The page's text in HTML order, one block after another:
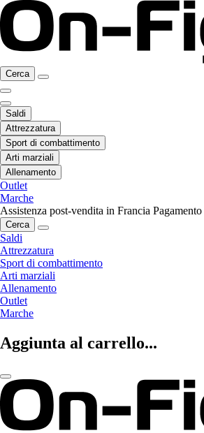
Cerca
Saldi
Attrezzatura
Sport di combattimento
Arti marziali
Allenamento
Outlet
Marche
Assistenza post-vendita in Francia
Cerca
Saldi
Attrezzatura
Sport di combattimento
Arti marziali
Allenamento
Outlet
Marche
Aggiunta al carrello...